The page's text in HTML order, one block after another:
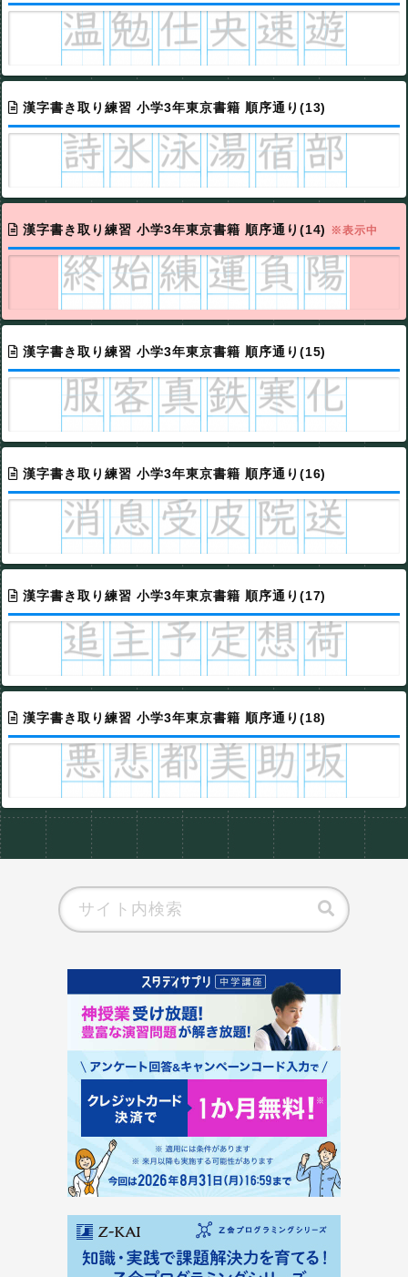
漢字書き取り練習 小学3年東京書籍 順序通り(13)
漢字書き取り練習 小学3年東京書籍 順序通り(14) ※表示中
漢字書き取り練習 小学3年東京書籍 順序通り(15)
漢字書き取り練習 小学3年東京書籍 順序通り(16)
漢字書き取り練習 小学3年東京書籍 順序通り(17)
漢字書き取り練習 小学3年東京書籍 順序通り(18)